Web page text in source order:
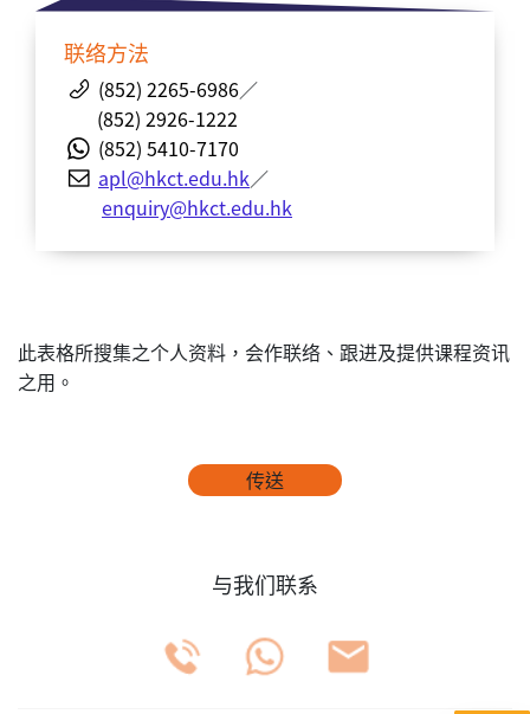
联络方法
(852) 2265-6986／
(852) 2926-1222
(852) 5410-7170
apl@hkct.edu.hk／
enquiry@hkct.edu.hk
此表格所搜集之个人资料，会作联络、跟进及提供课程资讯
之用。
传送
与我们联系